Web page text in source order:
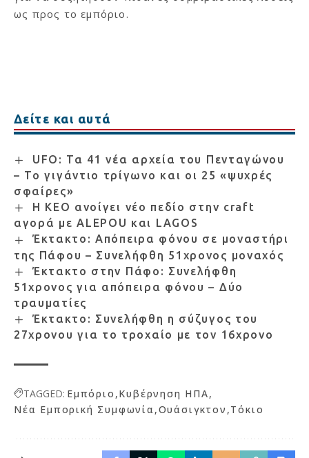
ως προς το εμπόριο.
Δείτε και αυτά
UFO: Τα 41 νέα αρχεία του Πενταγώνου
– Το γιγάντιο τρίγωνο και οι 25 «ψυχρές
σφαίρες»
Η ΚΕΟ ανοίγει νέο πεδίο στην craft
αγορά με ALEPOU και LAGOS
Έκτακτο: Απόπειρα φόνου σε μοναστήρι
της Πάφου – Συνελήφθη 51χρονος μοναχός
Έκτακτο στην Πάφο: Συνελήφθη
51χρονος για απόπειρα φόνου – Δύο
τραυματίες
Έκτακτο: Συνελήφθη η σύζυγος του
27χρονου για το τροχαίο με τον 16χρονο
TAGGED: Εμπόριο Κυβέρνηση ΗΠΑ
Νέα Εμπορική Συμφωνία Ουάσιγκτον Τόκιο